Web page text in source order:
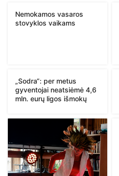
Nemokamos vasaros
stovyklos vaikams
„Sodra“: per metus
gyventojai neatsiėmė 4,6
mln. eurų ligos išmokų